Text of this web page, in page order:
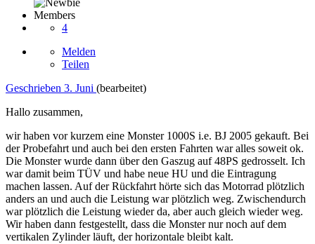
Members
4
Melden
Teilen
Geschrieben 3. Juni (bearbeitet)
Hallo zusammen,
wir haben vor kurzem eine Monster 1000S i.e. BJ 2005 gekauft. Bei
der Probefahrt und auch bei den ersten Fahrten war alles soweit ok.
Die Monster wurde dann über den Gaszug auf 48PS gedrosselt. Ich
war damit beim TÜV und habe neue HU und die Eintragung
machen lassen. Auf der Rückfahrt hörte sich das Motorrad plötzlich
anders an und auch die Leistung war plötzlich weg. Zwischendurch
war plötzlich die Leistung wieder da, aber auch gleich wieder weg.
Wir haben dann festgestellt, dass die Monster nur noch auf dem
vertikalen Zylinder läuft, der horizontale bleibt kalt.